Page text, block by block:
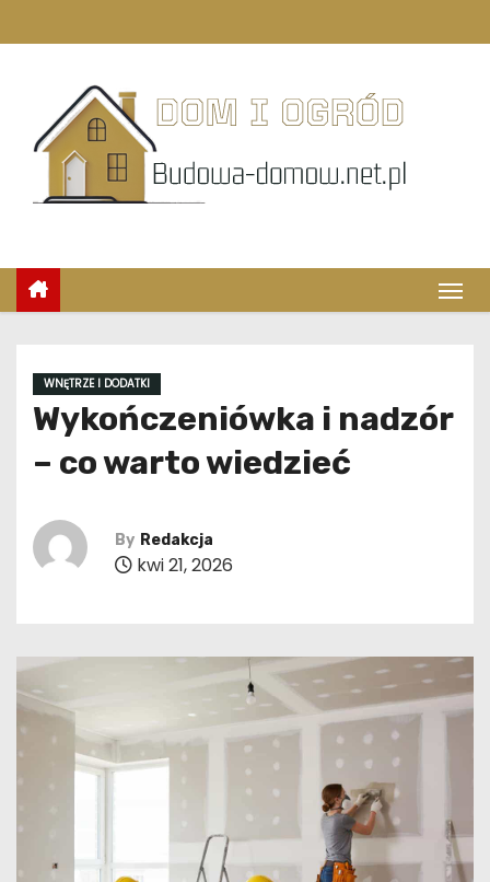
k
e
WNĘTRZE I DODATKI
Wykończeniówka i nadzór
– co warto wiedzieć
By Redakcja
kwi 21, 2026